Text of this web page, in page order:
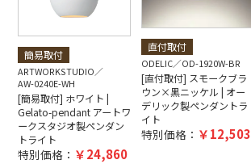
簡易取付
ARTWORKSTUDIO
AW-0240E-WH
[簡易取付] ホワイト |
Gelato-pendant アートワ
ークスタジオ製ペンダン
トライト
特別価格： 24,860
直付取付
ODELIC OD-1920W-BR
[直付取付] スモークブラ
ウン×黒ニッケル | オー
デリック製ペンダントラ
イト
特別価格： 12,503